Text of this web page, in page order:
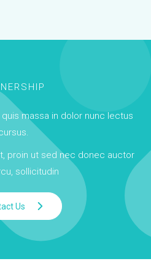
massa in dolor nunc lectus
proin ut sed nec donec auctor
sollicitudin
Us